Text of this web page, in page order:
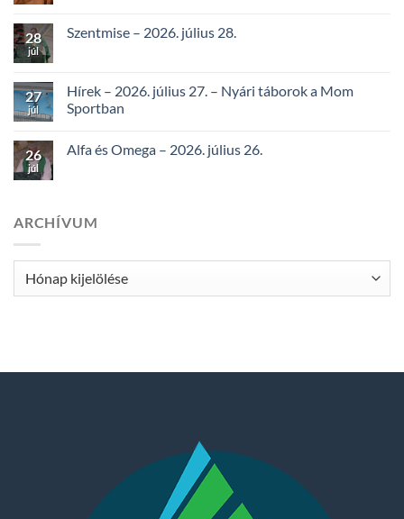
28
júl
Szentmise – 2026. július 28.
27
júl
Hírek – 2026. július 27. – Nyári táborok a Mom
Sportban
26
júl
Alfa és Omega – 2026. július 26.
ARCHÍVUM
Archívum